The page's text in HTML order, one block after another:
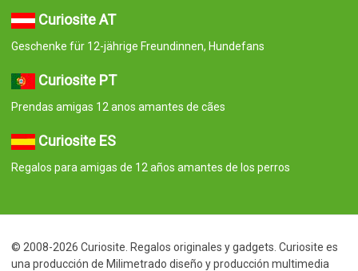
Curiosite AT
Geschenke für 12-jährige Freundinnen, Hundefans
Curiosite PT
Prendas amigas 12 anos amantes de cães
Curiosite ES
Regalos para amigas de 12 años amantes de los perros
© 2008-2026 Curiosite. Regalos originales y gadgets. Curiosite es
una producción de Milimetrado diseño y producción multimedia